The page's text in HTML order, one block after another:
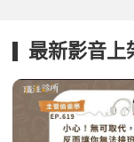
最新影音上